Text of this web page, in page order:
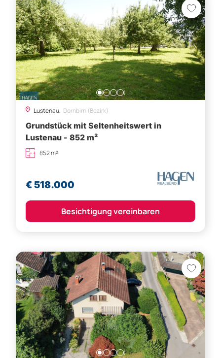
Lustenau, Dornbirn (Bezirk)
Grundstück mit Seltenheitswert in
Lustenau - 852 m²
852 m²
€ 518.000
Besichtigung vereinbaren